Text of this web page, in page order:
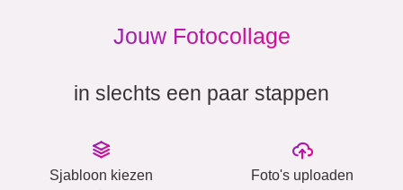
Jouw Fotocollage
in slechts een paar stappen
Sjabloon kiezen Foto's uploaden